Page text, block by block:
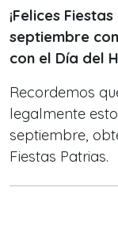
¡Felices
septiembre
con el Día del
Recordemos
legalmente
septiembre,
Fiestas Patrias.